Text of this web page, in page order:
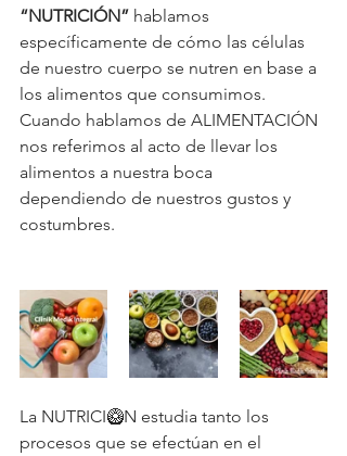
“NUTRICIÓN” hablamos
específicamente de cómo las células
de nuestro cuerpo se nutren en base a
los alimentos que consumimos.
Cuando hablamos de ALIMENTACIÓN
nos referimos al acto de llevar los
alimentos a nuestra boca
dependiendo de nuestros gustos y
costumbres.
La NUTRICI🥝N estudia tanto los
procesos que se efectúan en el